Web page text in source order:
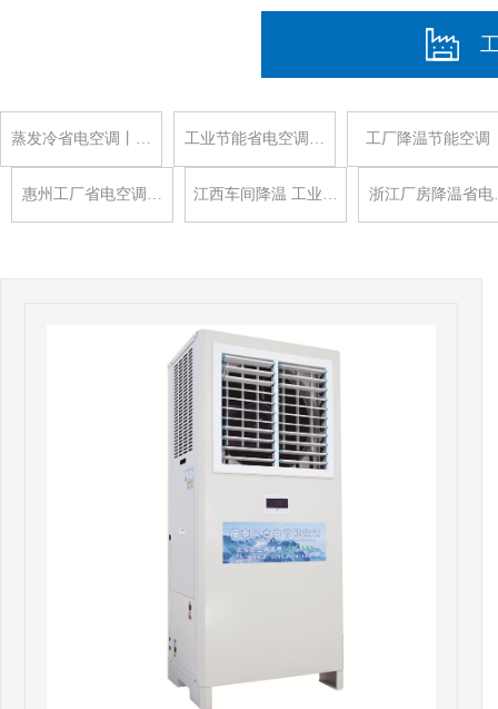
蒸发冷省电空调丨… 工业节能省电空调… 工厂降温节能空调
惠州工厂省电空调… 江西车间降温 工业… 浙江厂房降温省